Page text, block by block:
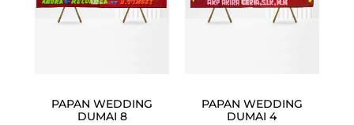
PAPAN WEDDING
DUMAI 8
PAPAN WEDDING
DUMAI 4